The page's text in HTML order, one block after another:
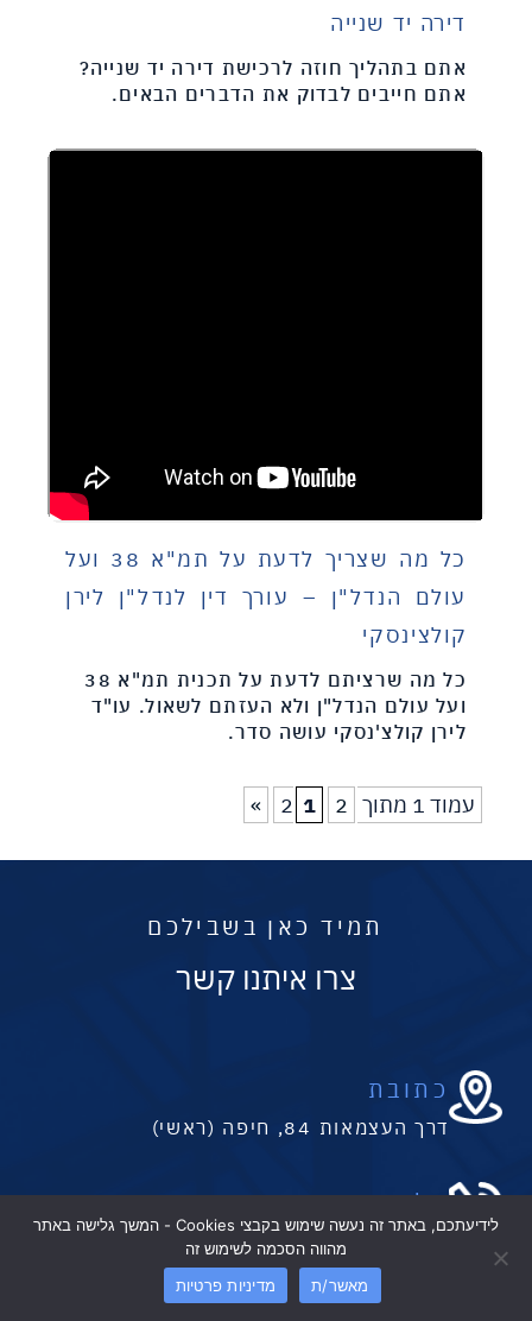
דברו איתנו
דירה יד שנייה
אתם בתהליך חוזה לרכישת דירה יד שנייה?
אתם חייבים לבדוק את הדברים הבאים.
כל מה שצריך לדעת על תמ"א 38 ועל
עולם הנדל"ן – עורך דין לנדל"ן לירן
קולצינסקי
כל מה שרציתם לדעת על תכנית תמ"א 38
ועל עולם הנדל"ן ולא העזתם לשאול. עו"ד
לירן קולצ'נסקי עושה סדר.
עמוד 1 מתוך 2 1 2
»
תמיד כאן בשבילכם
צרו איתנו קשר
כתובת
דרך העצמאות 84, חיפה (ראשי)
טלפון
048667721
כתובת
לידיעתכם, באתר זה נעשה שימוש בקבצי Cookies - המשך גלישה באתר
מהווה הסכמה לשימוש זה
מאשר/ת
מדיניות פרטיות